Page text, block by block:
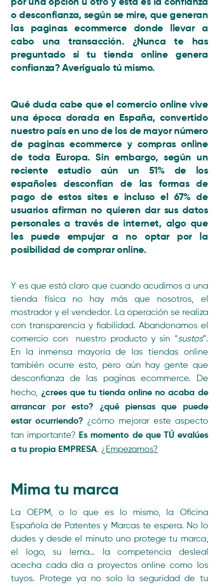
o desconfianza, según se mire, que generan
las paginas ecommerce donde llevar a
cabo una transacción. ¿Nunca te has
preguntado si tu tienda online genera
confianza?Averígualo tú mismo.
Qué duda cabe que el comercio online vive
una época dorada en España, convertido
nuestro país en uno de los de mayor número
de paginas ecommerce y compras online
de toda Europa. Sin embargo, según un
reciente estudio aún un 51% de los
españoles desconfían de las formas de
pagode estos sites e incluso el 67% de
usuarios afirman no quieren dar sus datos
personales a través de internet, algo que
les puede empujar a no optar por la
posibilidad de comprar online.
Y es que está claro que cuando acudimos a una
tienda física no hay más que nosotros, el
mostrador y el vendedor. La operación se realiza
con transparencia y fiabilidad. Abandonamos el
comercio con nuestro producto y sin “sustos”.
En la inmensa mayoría de las tiendas online
también ocurre esto, pero aún hay gente que
desconfianza de las paginas ecommerce. De
hecho, ¿crees que tu tienda online no acaba de
arrancar por esto? ¿qué piensas que puede
estar ocurriendo? ¿cómo mejorar este aspecto
tan importante? Es momento de que TÚ evalúes
a tu propia EMPRESA. ¿Empezamos?
Mima tu marca
La OEPM, o lo que es lo mismo, la Oficina
Española de Patentes y Marcas te espera. No lo
dudes y desde el minuto uno protege tu marca,
el logo, su lema… la competencia desleal
acecha cada día a proyectos online como los
tuyos. Protege ya no solo la seguridad de tu